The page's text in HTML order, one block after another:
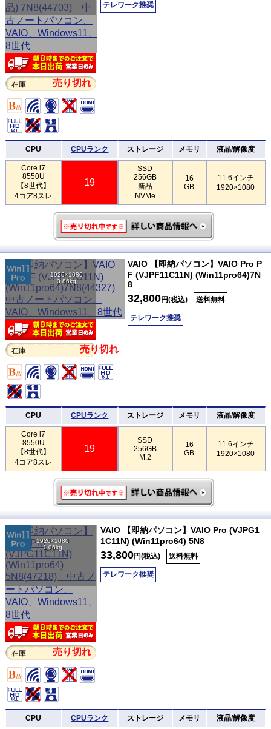
在庫 売り切れ
テレワーク推奨
CPU CPUランク ストレージ メモリ 液晶/解像度
Core i7
8550U
【8世代】
4コア8スレ
19
SSD
256GB
新品
NVMe
16
GB
11.6インチ
1920×1080
1920×1080
0.86kg
在庫 売り切れ
VAIO 【即納パソコン】VAIO Pro P
F (VJPF11C11N) (Win11pro64)7N
8
32,800円(税込) 送料無料
テレワーク推奨
CPU CPUランク ストレージ メモリ 液晶/解像度
Core i7
8550U
【8世代】
4コア8スレ
19
SSD
256GB
M.2
16
GB
11.6インチ
1920×1080
1920×1080
1.06kg
在庫 売り切れ
VAIO 【即納パソコン】VAIO Pro (VJPG1
1C11N) (Win11pro64) 5N8
33,800円(税込) 送料無料
テレワーク推奨
CPU CPUランク ストレージ メモリ 液晶/解像度